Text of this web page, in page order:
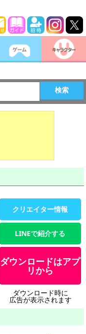
検索
クリエイター情報
LINEで紹介する
ダウンロードはアプ
リから
ダウンロード時に
広告が表示されます